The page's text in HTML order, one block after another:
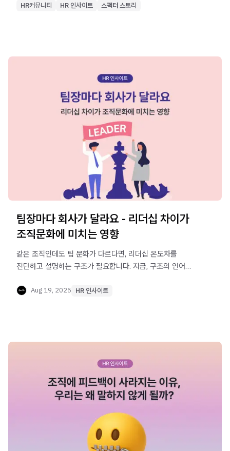
HR커뮤니티
HR 인사이트 스펙터 스토리
팀장마다 회사가 달라요 - 리더십 차이가
조직문화에 미치는 영향
같은 조직인데도 팀 문화가 다르다면, 리더십 온도차를
진단하고 설명하는 구조가 필요합니다. 지금, 구조의 언어를
Aug 19, 2025 HR 인사이트